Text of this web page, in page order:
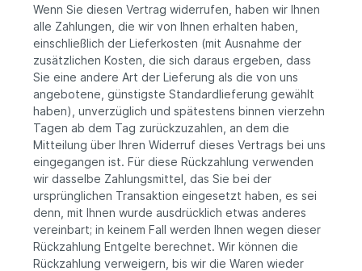
Wenn Sie diesen Vertrag widerrufen, haben wir Ihnen
alle Zahlungen, die wir von Ihnen erhalten haben,
einschließlich der Lieferkosten (mit Ausnahme der
zusätzlichen Kosten, die sich daraus ergeben, dass
Sie eine andere Art der Lieferung als die von uns
angebotene, günstigste Standardlieferung gewählt
haben), unverzüglich und spätestens binnen vierzehn
Tagen ab dem Tag zurückzuzahlen, an dem die
Mitteilung über Ihren Widerruf dieses Vertrags bei uns
eingegangen ist. Für diese Rückzahlung verwenden
wir dasselbe Zahlungsmittel, das Sie bei der
ursprünglichen Transaktion eingesetzt haben, es sei
denn, mit Ihnen wurde ausdrücklich etwas anderes
vereinbart; in keinem Fall werden Ihnen wegen dieser
Rückzahlung Entgelte berechnet. Wir können die
Rückzahlung verweigern, bis wir die Waren wieder